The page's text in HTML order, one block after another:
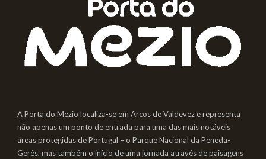
A Porta do Mezio localiza-se em Arcos de Valdevez e representa
não apenas um ponto de entrada para uma das mais notáveis
áreas protegidas de Portugal – o Parque Nacional da Peneda-
Gerês, mas também o início de uma jornada através de paisagens